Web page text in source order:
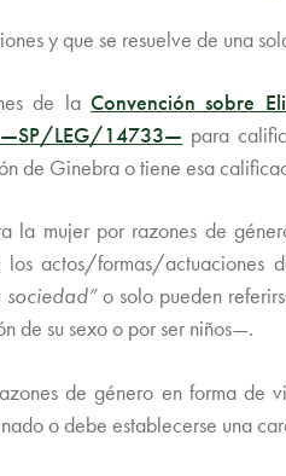
y que se resuelve de una
de la Convención sobre
—SP/LEG/14733— para
de Ginebra o tiene esa
mujer por razones de
actos/formas/actuaciones
o solo pueden
de su sexo o por ser niños—.
de género en forma
o debe establecerse una